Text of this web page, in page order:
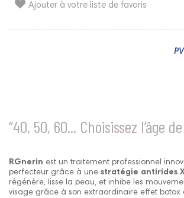
Ajouter à votre liste de favoris
“40, 50, 60... Choisissez l’âge
RGnerin est un traitement professionnel
perfecteur grâce à une stratégie antirides
régénère, lisse la peau, et inhibe les
visage grâce à son extraordinaire effet botox